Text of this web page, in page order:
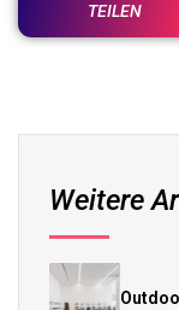
TEILEN
Weitere